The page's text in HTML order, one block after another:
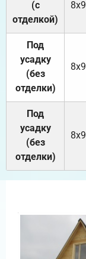
(с
отделкой)
8х9
Под
усадку
(без
отделки)
8х9
Под
усадку
(без
отделки)
8х9